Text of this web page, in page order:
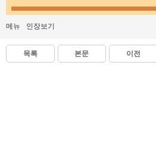
메뉴 인장보기
목록 본문 이전